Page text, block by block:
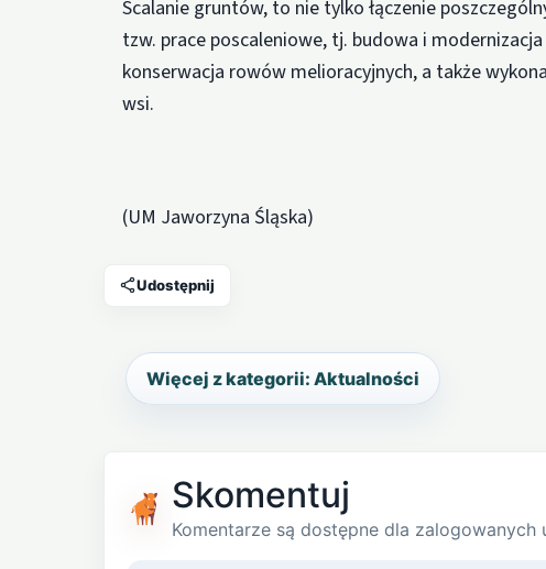
Scalanie gruntów, to nie tylko łączenie
tzw. prace poscaleniowe, tj. budowa i
konserwacja rowów melioracyjnych, a także
wsi.
(UM Jaworzyna Śląska)
Udostępnij
Więcej z kategorii: Aktualności
Skomentuj
Komentarze są dostępne dla zalogowanych